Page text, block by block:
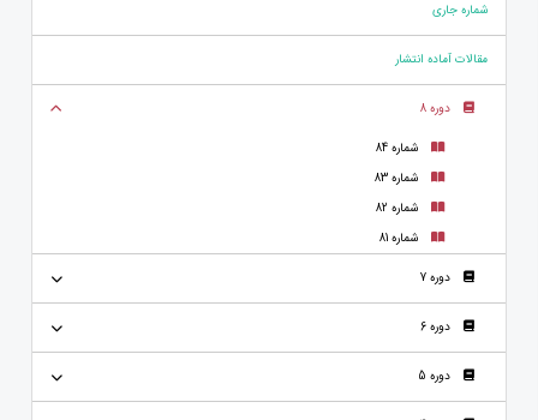
شماره جاری
مقالات آماده انتشار
دوره 8
شماره 84
شماره 83
شماره 82
شماره 81
دوره 7
دوره 6
دوره 5